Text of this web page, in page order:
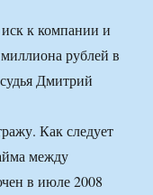
к компании и
рублей в
Дмитрий
Как следует
между
в июле 2008